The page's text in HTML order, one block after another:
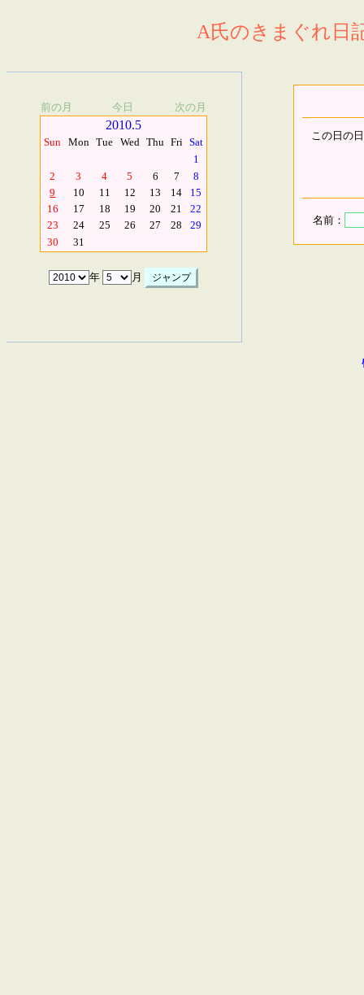
A氏のきまぐれ日
前の月 今日 次の月
2010.5
Sun Mon Tue Wed Thu Fri Sat
1
2
3 4 5 6 7
8
9
10 11 12 13 14
15
16
17 18 19 20 21
22
23
24 25 26 27 28
29
30
31
年 月
この日の
名前：